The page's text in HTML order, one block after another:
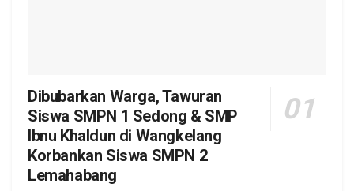
Dibubarkan Warga, Tawuran
Siswa SMPN 1 Sedong & SMP
Ibnu Khaldun di Wangkelang
Korbankan Siswa SMPN 2
Lemahabang